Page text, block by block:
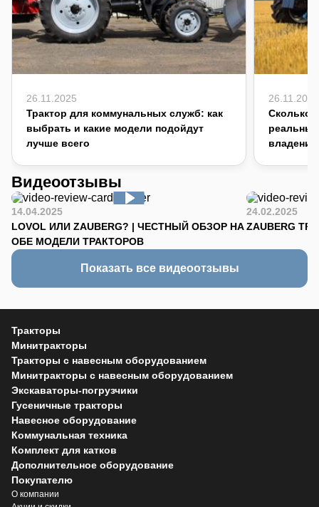
26.11.2025
Трактор для коммунальных служб: как
выбрать и какие модели подойдут
лучше всего
26.11.2025
Сколько
владения
Видеоотзывы
14.04.2025
LOVOL ИЛИ ZAUBERG? | ЧЕСТНЫЙ ОБЗОР НА
ОБЕ МОДЕЛИ ТРАКТОРОВ
24.02.2025
ZAUBERG
Показать все видеоотзывы
Тракторы
Минитракторы
Тракторы с навесным оборудованием
Минитракторы с навесным оборудованием
Экскаваторы-погрузчики
Гусеничные тракторы
Навесное оборудование
Коммунальная техника
Комплект для катков
Дополнительное оборудование
Покупателю
О компании